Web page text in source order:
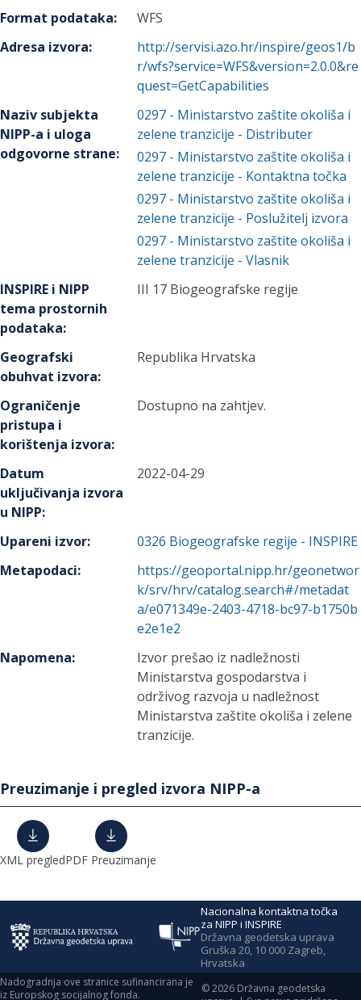
Format podataka:
WFS
Adresa izvora:
http://servisi.azo.hr/inspire/geos1/b
r/wfs?service=WFS&version=2.0.0&re
quest=GetCapabilities
Naziv subjekta
NIPP-a i uloga
odgovorne strane:
0297 - Ministarstvo zaštite okoliša i
zelene tranzicije - Distributer
0297 - Ministarstvo zaštite okoliša i
zelene tranzicije - Kontaktna točka
0297 - Ministarstvo zaštite okoliša i
zelene tranzicije - Poslužitelj izvora
0297 - Ministarstvo zaštite okoliša i
zelene tranzicije - Vlasnik
INSPIRE i NIPP
tema prostornih
podataka:
III 17 Biogeografske regije
Geografski
obuhvat izvora:
Republika Hrvatska
Ograničenje
pristupa i
korištenja izvora:
Dostupno na zahtjev.
Datum
uključivanja izvora
u NIPP:
2022-04-29
Upareni izvor: 0326 Biogeografske regije - INSPIRE
Metapodaci:
https://geoportal.nipp.hr/geonetwor
k/srv/hrv/catalog.search#/metadat
a/e071349e-2403-4718-bc97-b1750b
e2e1e2
Napomena:
Izvor prešao iz nadležnosti
Ministarstva gospodarstva i
održivog razvoja u nadležnost
Ministarstva zaštite okoliša i zelene
tranzicije.
Preuzimanje i pregled izvora NIPP-a
XML pregledPDF Preuzimanje
Nacionalna kontaktna točka
za NIPP i INSPIRE
Državna geodetska uprava
Gruška 20, 10 000 Zagreb,
Hrvatska
Nadogradnja ove stranice sufinancirana je
iz Europskog socijalnog fonda.
©2026 Državna geodetska